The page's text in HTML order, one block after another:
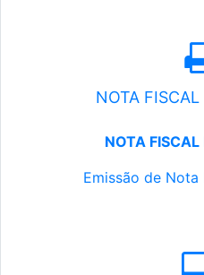
NOTA
NOTA
Emissão de Nota